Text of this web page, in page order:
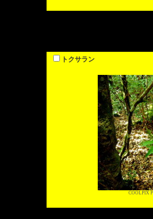
トクサラン
COOLPIX